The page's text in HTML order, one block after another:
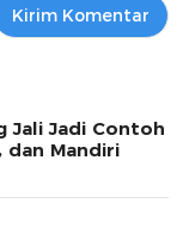
Jali Jadi Contoh
dan Mandiri